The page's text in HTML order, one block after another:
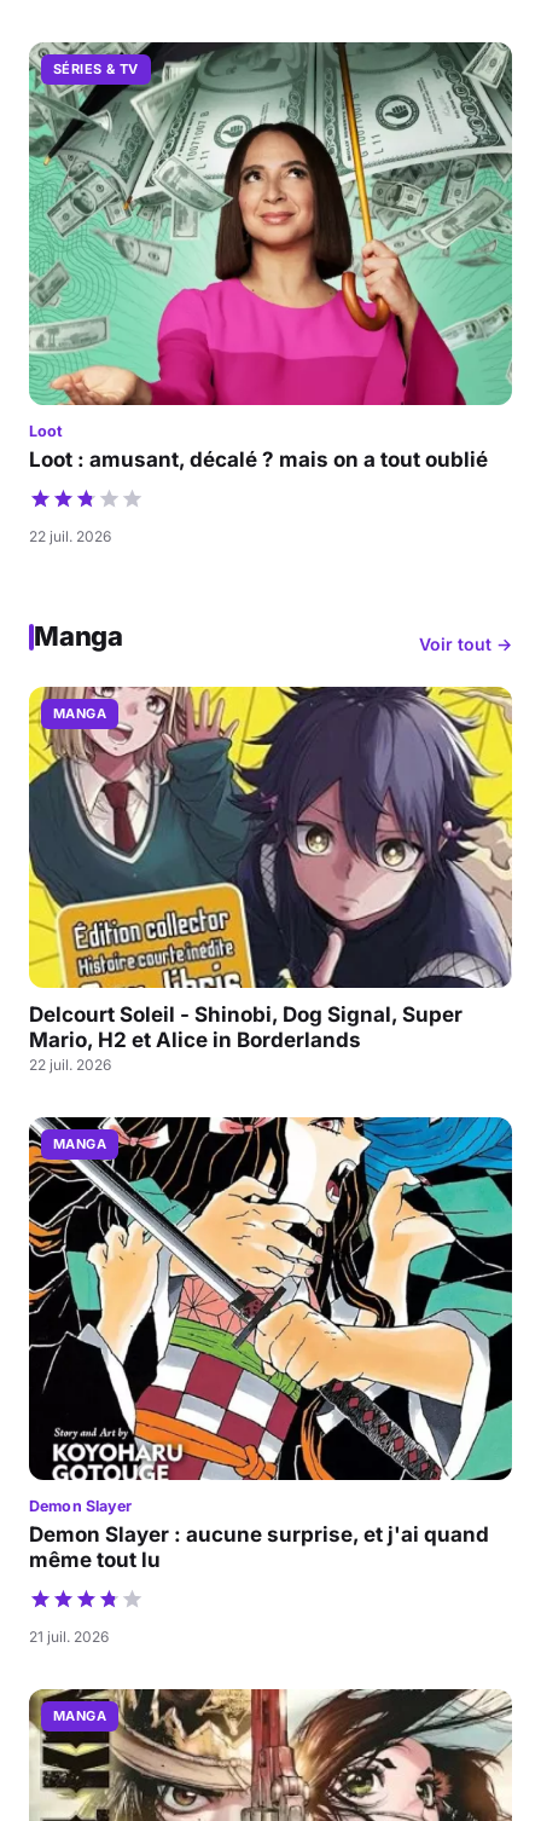
SÉRIES & TV
Loot
Loot : amusant, décalé ? mais on a tout oublié
22 juil. 2026
Manga Voir tout →
MANGA
Delcourt Soleil - Shinobi, Dog Signal, Super
Mario, H2 et Alice in Borderlands
22 juil. 2026
MANGA
Demon Slayer
Demon Slayer : aucune surprise, et j'ai quand
même tout lu
21 juil. 2026
MANGA